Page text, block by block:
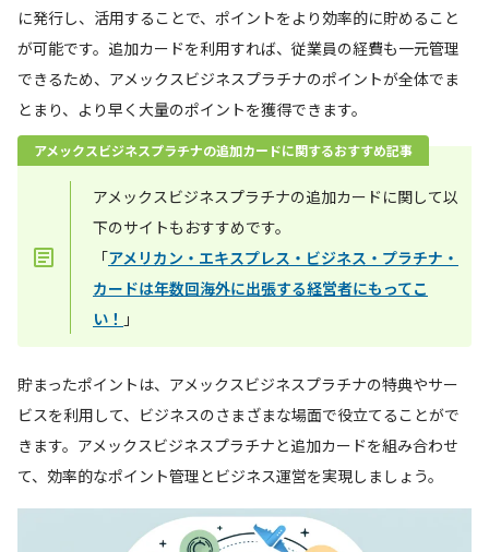
に発行し、活用することで、ポイントをより効率的に貯めること
が可能です。追加カードを利用すれば、従業員の経費も一元管理
できるため、アメックスビジネスプラチナのポイントが全体でま
とまり、より早く大量のポイントを獲得できます。
アメックスビジネスプラチナの追加カードに関するおすすめ記事
アメックスビジネスプラチナの追加カードに関して以
下のサイトもおすすめです。
「アメリカン・エキスプレス・ビジネス・プラチナ・
カードは年数回海外に出張する経営者にもってこ
い！ 」
貯まったポイントは、アメックスビジネスプラチナの特典やサー
ビスを利用して、ビジネスのさまざまな場面で役立てることがで
きます。アメックスビジネスプラチナと追加カードを組み合わせ
て、効率的なポイント管理とビジネス運営を実現しましょう。